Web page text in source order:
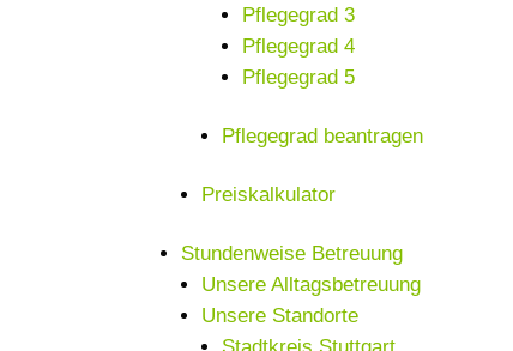
Pflegegrad 3
Pflegegrad 4
Pflegegrad 5
Pflegegrad beantragen
Preiskalkulator
Stundenweise Betreuung
Unsere Alltagsbetreuung
Unsere Standorte